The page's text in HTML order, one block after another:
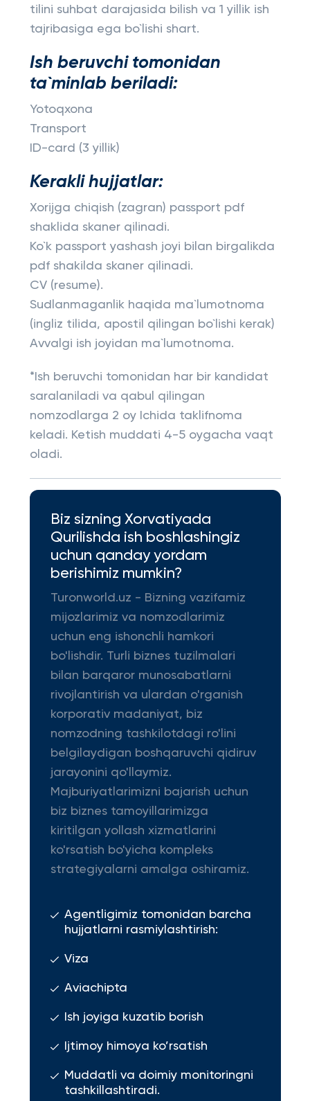
tilini suhbat darajasida bilish va 1 yillik ish
tajribasiga ega bo`lishi shart.
Ish beruvchi tomonidan
ta`minlab beriladi:
Yotoqxona
Transport
ID-card (3 yillik)
Kerakli hujjatlar:
Xorijga chiqish (zagran) passport pdf
shaklida skaner qilinadi.
Ko`k passport yashash joyi bilan birgalikda
pdf shakilda skaner qilinadi.
CV (resume).
Sudlanmaganlik haqida ma`lumotnoma
(ingliz tilida, apostil qilingan bo`lishi kerak)
Avvalgi ish joyidan ma`lumotnoma.
*Ish beruvchi tomonidan har bir kandidat
saralaniladi va qabul qilingan
nomzodlarga 2 oy Ichida taklifnoma
keladi. Ketish muddati 4-5 oygacha vaqt
oladi.
Biz sizning Xorvatiyada
Qurilishda ish boshlashingiz
uchun qanday yordam
berishimiz mumkin?
Turonworld.uz - Bizning vazifamiz
mijozlarimiz va nomzodlarimiz
uchun eng ishonchli hamkori
bo'lishdir. Turli biznes tuzilmalari
bilan barqaror munosabatlarni
rivojlantirish va ulardan o'rganish
korporativ madaniyat, biz
nomzodning tashkilotdagi ro'lini
belgilaydigan boshqaruvchi qidiruv
jarayonini qo'llaymiz.
Majburiyatlarimizni bajarish uchun
biz biznes tamoyillarimizga
kiritilgan yollash xizmatlarini
ko'rsatish bo'yicha kompleks
strategiyalarni amalga oshiramiz.
Agentligimiz tomonidan barcha
hujjatlarni rasmiylashtirish:
Viza
Aviachipta
Ish joyiga kuzatib borish
Ijtimoy himoya ko’rsatish
Muddatli va doimiy monitoringni
tashkillashtiradi.